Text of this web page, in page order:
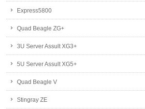
Express5800
Quad Beagle ZG+
3U Server Assult XG3+
5U Server Assult XG5+
Quad Beagle V
Stingray ZE